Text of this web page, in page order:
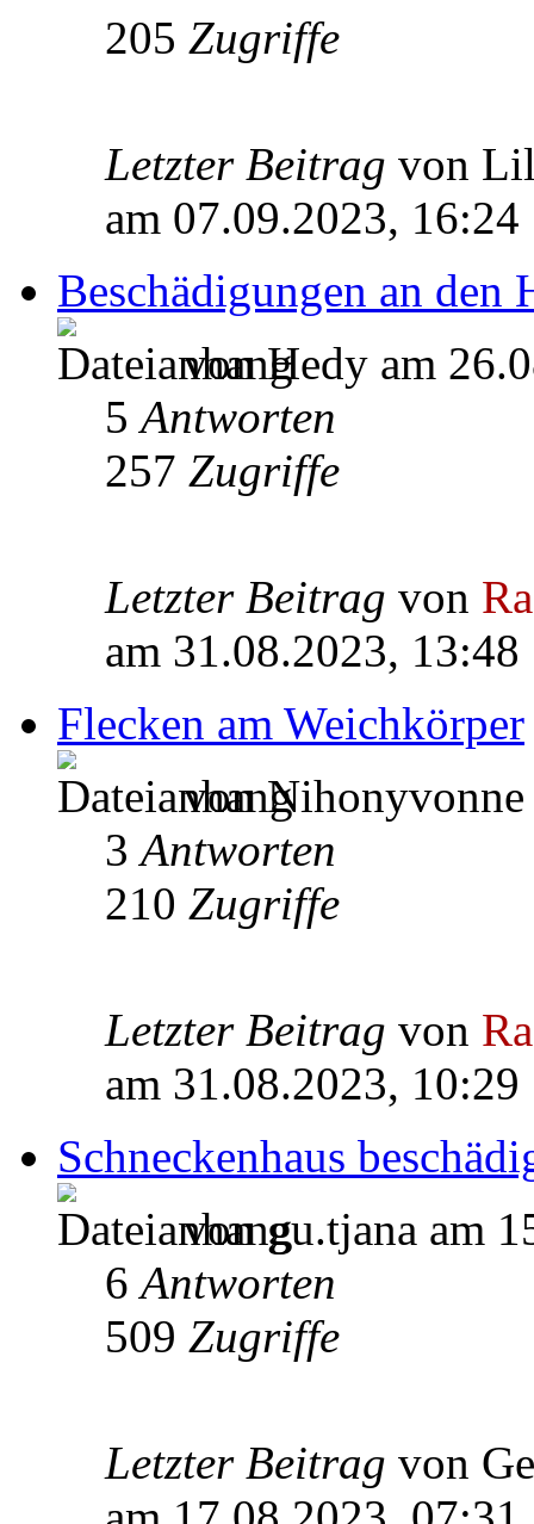
205 Zugriffe
Letzter Beitrag von
am 07.09.2023, 16:24
Beschädigungen an den
von Hedy am
5Antworten
257 Zugriffe
Letzter Beitrag von
am 31.08.2023, 13:48
Flecken am Weichkörper
von Nihonyvonne
3Antworten
210 Zugriffe
Letzter Beitrag von
am 31.08.2023, 10:29
Schneckenhaus
von gu.tjana am
6Antworten
509 Zugriffe
Letzter Beitrag von